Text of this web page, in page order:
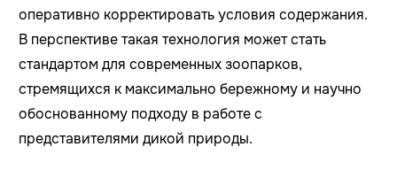
оперативно корректировать условия содержания.
В перспективе такая технология может стать
стандартом для современных зоопарков,
стремящихся к максимально бережному и научно
обоснованному подходу в работе с
представителями дикой природы.